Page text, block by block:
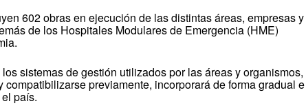
602 obras en ejecución de las distintas áreas, empresas y
de los Hospitales Modulares de Emergencia (HME)
sistemas de gestión utilizados por las áreas y organismos,
previamente, incorporará de forma gradual e
país.